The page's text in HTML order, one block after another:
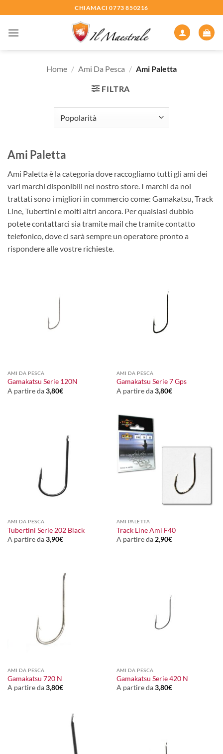
ai
contenuti
CHIAMACI 0773 850216
Home / Ami Da Pesca / Ami Paletta
FILTRA
Ami Paletta
Ami Paletta è la categoria dove raccogliamo tutti gli ami dei
vari marchi disponibili nel nostro store. I marchi da noi
trattati sono i migliori in commercio come: Gamakatsu, Track
Line, Tubertini e molti altri ancora. Per qualsiasi dubbio
potete contattarci sia tramite mail che tramite contatto
telefonico, dove ci sarà sempre un operatore pronto a
rispondere alle vostre richieste.
AMI DA PESCA
Gamakatsu Serie 120N
A partire da3,80€
AMI DA PESCA
Gamakatsu Serie 7 Gps
A partire da3,80€
AMI DA PESCA
Tubertini Serie 202 Black
A partire da3,90€
AMI PALETTA
Track Line Ami F40
A partire da 2,90€
AMI DA PESCA
Gamakatsu 720 N
A partire da3,80€
AMI DA PESCA
Gamakatsu Serie 420 N
A partire da3,80€